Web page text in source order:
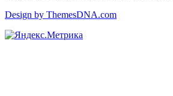
Design by ThemesDNA.com